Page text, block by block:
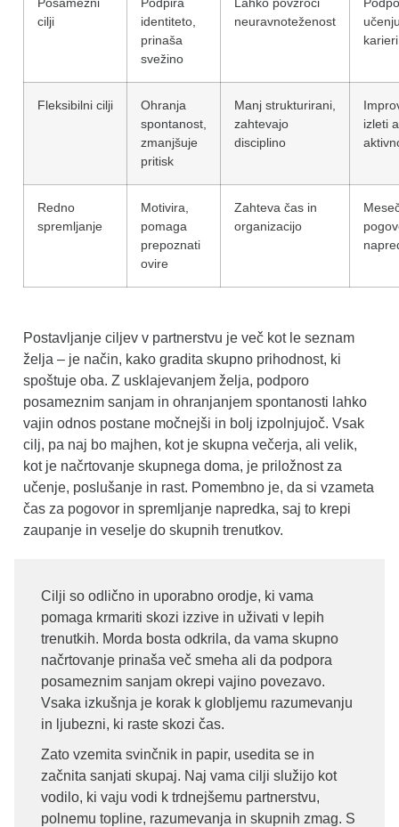
cilji
identiteto,
prinaša
svežino
neuravnoteženost
karieri
Fleksibilni cilji
Ohranja
spontanost,
zmanjšuje
pritisk
Manj strukturirani,
zahtevajo
disciplino
izleti
Redno
spremljanje
Motivira,
pomaga
prepoznati
ovire
Zahteva čas in
organizacijo
Postavljanje ciljev v partnerstvu je več kot le seznam
želja – je način, kako gradita skupno prihodnost, ki
spoštuje oba. Z usklajevanjem želja, podporo
posameznim sanjam in ohranjanjem spontanosti lahko
vajin odnos postane močnejši in bolj izpolnjujoč. Vsak
cilj, pa naj bo majhen, kot je skupna večerja, ali velik,
kot je načrtovanje skupnega doma, je priložnost za
učenje, poslušanje in rast. Pomembno je, da si vzameta
čas za pogovor in spremljanje napredka, saj to krepi
zaupanje in veselje do skupnih trenutkov.
Cilji so odlično in uporabno orodje, ki vama
pomaga krmariti skozi izzive in uživati v lepih
trenutkih. Morda bosta odkrila, da vama skupno
načrtovanje prinaša več smeha ali da podpora
posameznim sanjam okrepi vajino povezavo.
Vsaka izkušnja je korak k globljemu razumevanju
in ljubezni, ki raste skozi čas.
Zato vzemita svinčnik in papir, usedita se in
začnita sanjati skupaj. Naj vama cilji služijo kot
vodilo, ki vaju vodi k trdnejšemu partnerstvu,
polnemu topline, razumevanja in skupnih zmag. S